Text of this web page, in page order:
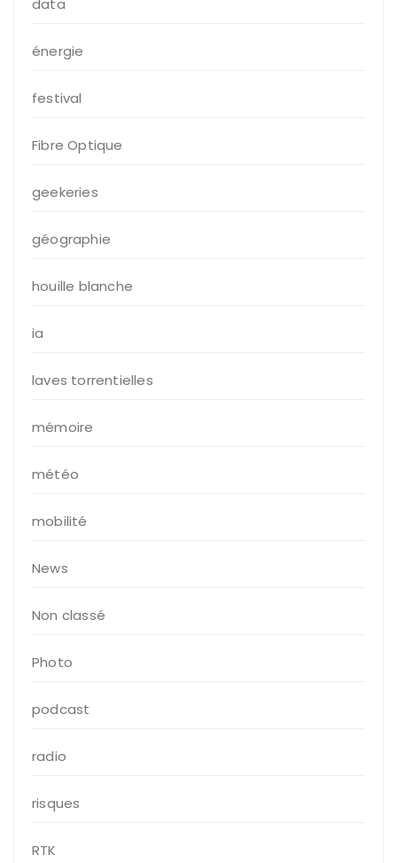
énergie
festival
Fibre Optique
geekeries
géographie
houille blanche
ia
laves torrentielles
mémoire
météo
mobilité
News
Non classé
Photo
podcast
radio
risques
RTK